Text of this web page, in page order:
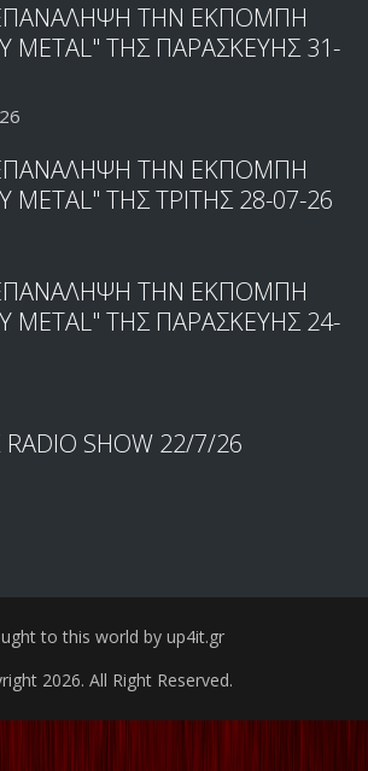
ΤΗΝ ΕΚΠΟΜΠΗ
METAL" ΤΗΣ ΠΑΡΑΣΚΕΥΗΣ 31-
ΤΗΝ ΕΚΠΟΜΠΗ
METAL" ΤΗΣ ΤΡΙΤΗΣ 28-07-26
ΤΗΝ ΕΚΠΟΜΠΗ
METAL" ΤΗΣ ΠΑΡΑΣΚΕΥΗΣ 24-
RADIO SHOW 22/7/26
to this world by up4it.gr
2026. All Right Reserved.